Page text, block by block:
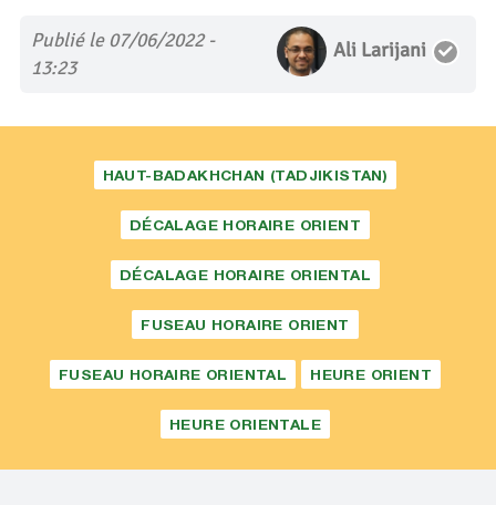
Publié le 07/06/2022 -
13:23
Ali Larijani
HAUT-BADAKHCHAN (TADJIKISTAN)
DÉCALAGE HORAIRE ORIENT
DÉCALAGE HORAIRE ORIENTAL
FUSEAU HORAIRE ORIENT
FUSEAU HORAIRE ORIENTAL HEURE ORIENT
HEURE ORIENTALE